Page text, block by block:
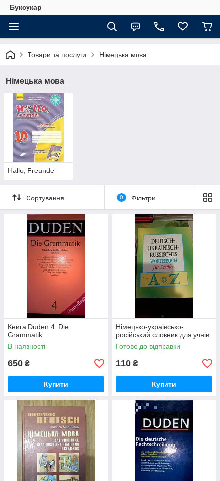
Буксукар
Товари та послуги Німецька мова
Німецька мова
Hallo, Freunde!
Сортування 0 Фільтри
Книга Duden 4. Die
Grammatik
В наявності
650 ₴
Купити
Нiмецько-украiнсько-
росiйський словник для учнiв
Готово до відправки
110 ₴
Купити